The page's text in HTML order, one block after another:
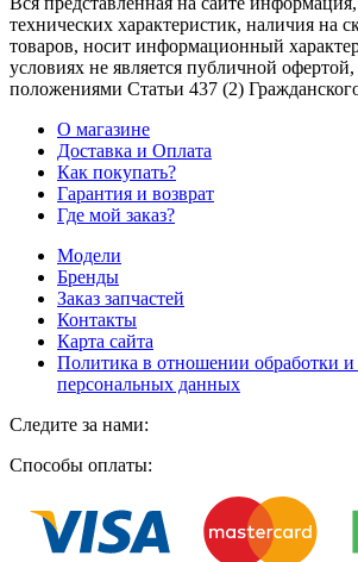
технических характеристик, наличия на
товаров, носит информационный
условиях не является публичной
положениями Статьи 437 (2)
О магазине
Доставка и Оплата
Как покупать?
Гарантия и возврат
Где мой заказ?
Модели
Бренды
Заказ запчастей
Контакты
Карта сайта
Политика в отношении обработки
персональных данных
Следите за нами:
Способы оплаты: